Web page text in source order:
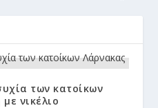
των κατοίκων
νικέλιο